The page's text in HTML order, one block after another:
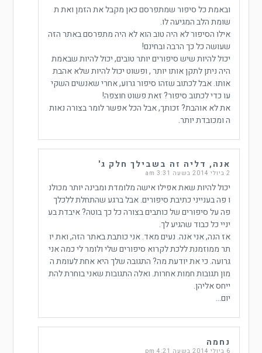
ובאמת כל סיפור שמתפרסם כאן מקבל את הזמן ואת ת
שומת הלב המגיעה לו.
אילו הסיפור לא היה טוב הוא לא היה מתפרסם באתר הזה
שעושה כל כך הרבה ובחינם!
יכול להיות שיש סיפורים יותר טובים, יכול להיות שבאמת
היה ניתן לתקן אותו יותר , ופשוט יכול להיות שלא אהבת
אותו. אבל לכתוב שזהו סיפור גרוע, אחרי שאנשים השקי
עו כדי לכתוב סיפור? זאת פשוט חוצפה!
את לא אוהבת? זכותך, אבל הכל אפשר לומר בצורה נאות
ה ומכובדת יותר.
אנה, דליה זה בשבילך חלק ג'
2 ביולי 2014 בשעה 3:31 am
יכול להיות שאת אפילו אישה מלומדת ומבינה יותר מכולנ
ו פה בענייני כתיבת סיפורים. אבל ברגע שהתחלת ללכלך
פה על סיפורים של כותבים בצורה כל כך בוטה? איבדת בע
יניי כל כבוד שהגיע לך.
אז הנה, אני אנה. נעים מאד. אני כותבת באתר הזה, ואת יו
תר ממוזמנת ללכת לקרוא סיפורים שלי ולומר לי כמה אני
גרועה. כי את יודעת מה? התגובה שלך היא אחת לעומת ה
מון תגובות חמות אחרות. ואלה התגובות שאני בוחרת להת
ייחס אליהן.
יום…
נחמה
6 ביולי 2014 בשעה 4:21 pm